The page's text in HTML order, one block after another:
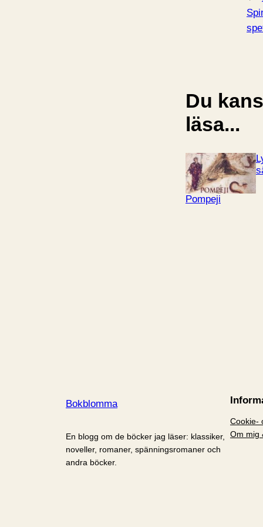
Du
läsa...
Pompeji
Bokblomma
En blogg om de böcker jag läser: klassiker,
noveller, romaner, spänningsromaner och
andra böcker.
Cookie-
Om mig